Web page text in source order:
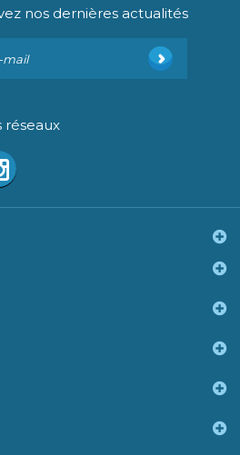
nos dernières actualités
réseaux